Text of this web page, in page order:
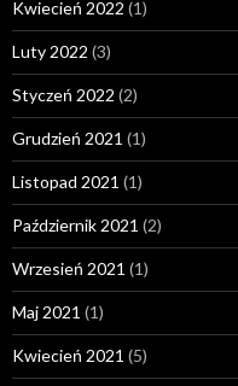
Kwiecień 2022 (1)
Luty 2022 (3)
Styczeń 2022 (2)
Grudzień 2021 (1)
Listopad 2021 (1)
Październik 2021 (2)
Wrzesień 2021 (1)
Maj 2021 (1)
Kwiecień 2021 (5)